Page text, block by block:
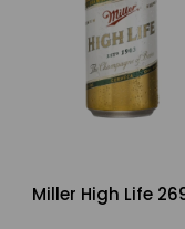
Miller High Life